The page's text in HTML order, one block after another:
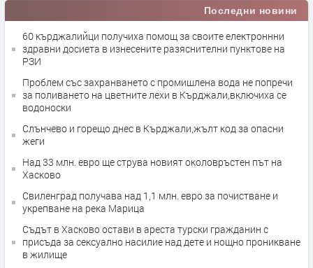
Последни новини
60 кърджалийци получиха помощ за своите електроннни
здравни досиета в изнесените разяснителни пунктове на
РЗИ
Проблем със захранването с промишлена вода не попречи
за поливането на цветните лехи в Кърджали,включиха се
водоноски
Слънчево и горещо днес в Кърджали,жълт код за опасни
жеги
Над 33 млн. евро ще струва новият околовръстен път на
Хасково
Свиленград получава над 1,1 млн. евро за почистване и
укрепване на река Марица
Съдът в Хасково остави в ареста турски гражданин с
присъда за сексуално насилие над дете и нощно проникване
в жилище